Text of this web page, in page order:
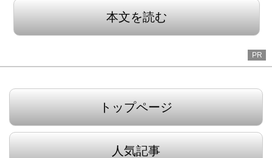
本文を読む
PR
トップページ
人気記事